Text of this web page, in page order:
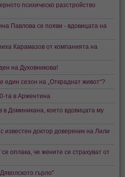
психическо разстройство
Павлова се появи - вдовицата на
Карамазов от компанията на
на Духовникова!
сезон на „Откраднат живот“?
та в Аржентина
Доминикана, което вдовицата му
известен доктор довереник на Лили
се оплака, че жените се страхуват от
гърло"